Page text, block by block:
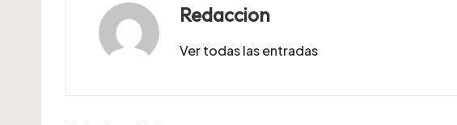
Redaccion
Ver todas las entradas